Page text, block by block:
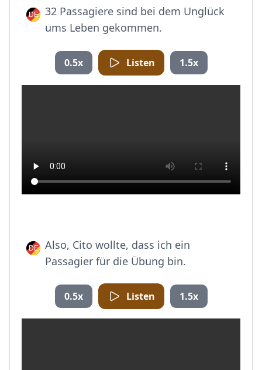
32 Passagiere sind bei dem Unglück
ums Leben gekommen.
0.5x Listen 1.5x
Also, Cito wollte, dass ich ein
Passagier für die Übung bin.
0.5x Listen 1.5x